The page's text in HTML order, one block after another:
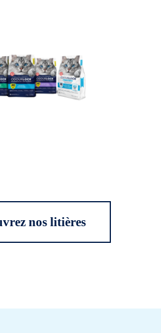
nos litières